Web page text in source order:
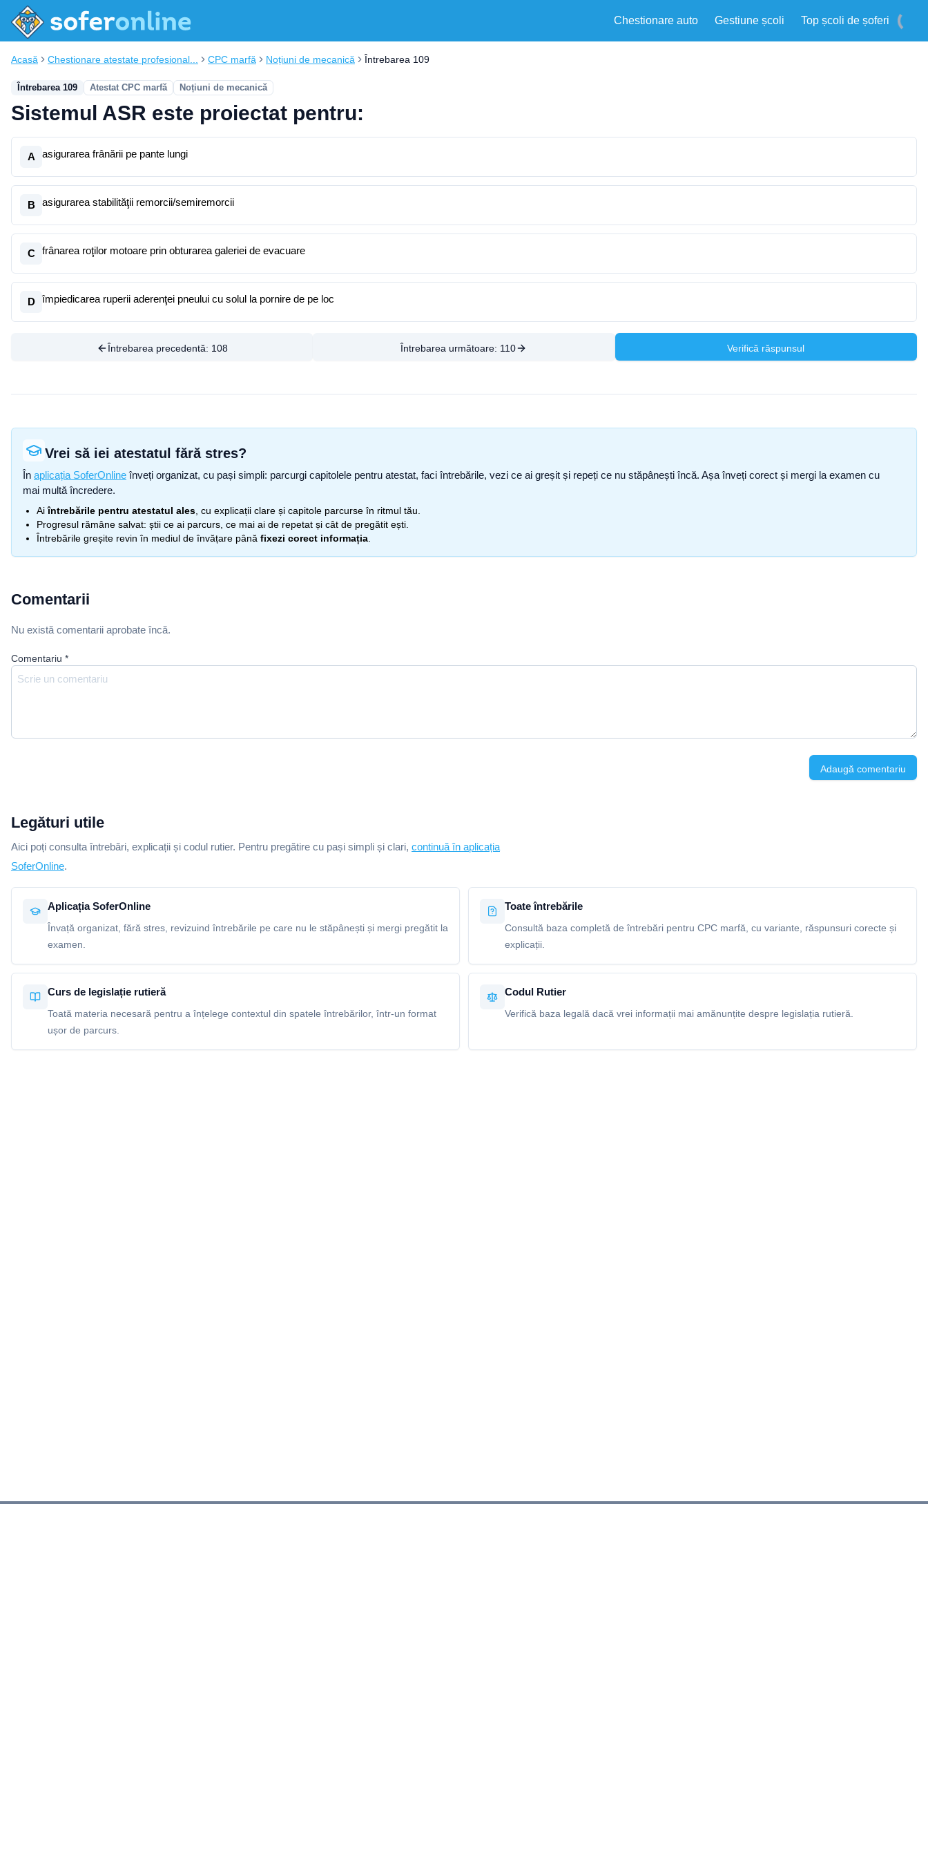
Chestionare auto Gestiune școli Top școli de șoferi
Acasă Chestionare atestate profesional... CPC marfă Noțiuni de mecanică Întrebarea 109
Întrebarea 109 Atestat CPC marfă Noțiuni de mecanică
Sistemul ASR este proiectat pentru:
A asigurarea frânării pe pante lungi
B asigurarea stabilităţii remorcii/semiremorcii
C frânarea roţilor motoare prin obturarea galeriei de evacuare
D împiedicarea ruperii aderenţei pneului cu solul la pornire de pe loc
Întrebarea precedentă: 108 Întrebarea următoare: 110 Verifică răspunsul
Vrei să iei atestatul fără stres?
În aplicația SoferOnline înveți organizat, cu pași simpli: parcurgi capitolele pentru atestat, faci întrebările, vezi ce ai greșit și repeți ce nu stăpânești încă. Așa înveți corect și mergi la examen cu
mai multă încredere.
Aiîntrebările pentru atestatul ales , cu explicații clare și capitole parcurse în ritmul tău.
Progresul rămâne salvat: știi ce ai parcurs, ce mai ai de repetat și cât de pregătit ești.
Întrebările greșite revin în mediul de învățare până fixezi corect informația
Comentarii
Nu există comentarii aprobate încă.
Comentariu *
Adaugă comentariu
Legături utile
Aici poți consulta întrebări, explicații și codul rutier. Pentru pregătire cu pași simpli și clari, continuă în aplicația
SoferOnline.
Aplicația SoferOnline
Învață organizat, fără stres, revizuind întrebările pe care nu le stăpânești și mergi pregătit la
examen.
Toate întrebările
Consultă baza completă de întrebări pentru CPC marfă, cu variante, răspunsuri corecte și
explicații.
Curs de legislație rutieră
Toată materia necesară pentru a înțelege contextul din spatele întrebărilor, într-un format
ușor de parcurs.
Codul Rutier
Verifică baza legală dacă vrei informații mai amănunțite despre legislația rutieră.